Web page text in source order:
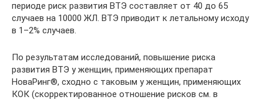
периоде риск развития ВТЭ составляет от 40 до 65
случаев на 10000 ЖЛ. ВТЭ приводит к летальному исходу
в 1–2% случаев.
По результатам исследований, повышение риска
развития ВТЭ у женщин, применяющих препарат
НоваРинг®, сходно с таковым у женщин, применяющих
КОК (скорректированное отношение рисков см. в